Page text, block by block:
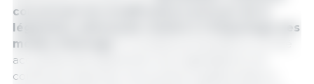
concernant les modifications prévues de la
législation allemande relative à l’étiquetage des
modes d’élevage
accueillies favorablement, les organisations ont
continué à exprimer leurs préoccupations face à